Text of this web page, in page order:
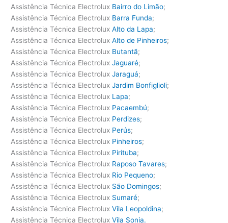
Assistência Técnica Electrolux Bairro do Limão;
Assistência Técnica Electrolux Barra Funda;
Assistência Técnica ElectroluxAlto da Lapa;
Assistência Técnica ElectroluxAlto de Pinheiros;
Assistência Técnica Electrolux Butantã;
Assistência Técnica ElectroluxJaguaré;
Assistência Técnica ElectroluxJaraguá;
Assistência Técnica ElectroluxJardim Bonfiglioli;
Assistência Técnica Electrolux Lapa;
Assistência Técnica Electrolux Pacaembú;
Assistência Técnica Electrolux Perdizes;
Assistência Técnica Electrolux Perús;
Assistência Técnica Electrolux Pinheiros;
Assistência Técnica Electrolux Pirituba;
Assistência Técnica Electrolux Raposo Tavares;
Assistência Técnica Electrolux Rio Pequeno;
Assistência Técnica Electrolux São Domingos;
Assistência Técnica Electrolux Sumaré;
Assistência Técnica ElectroluxVila Leopoldina;
Assistência Técnica ElectroluxVila Sonia.